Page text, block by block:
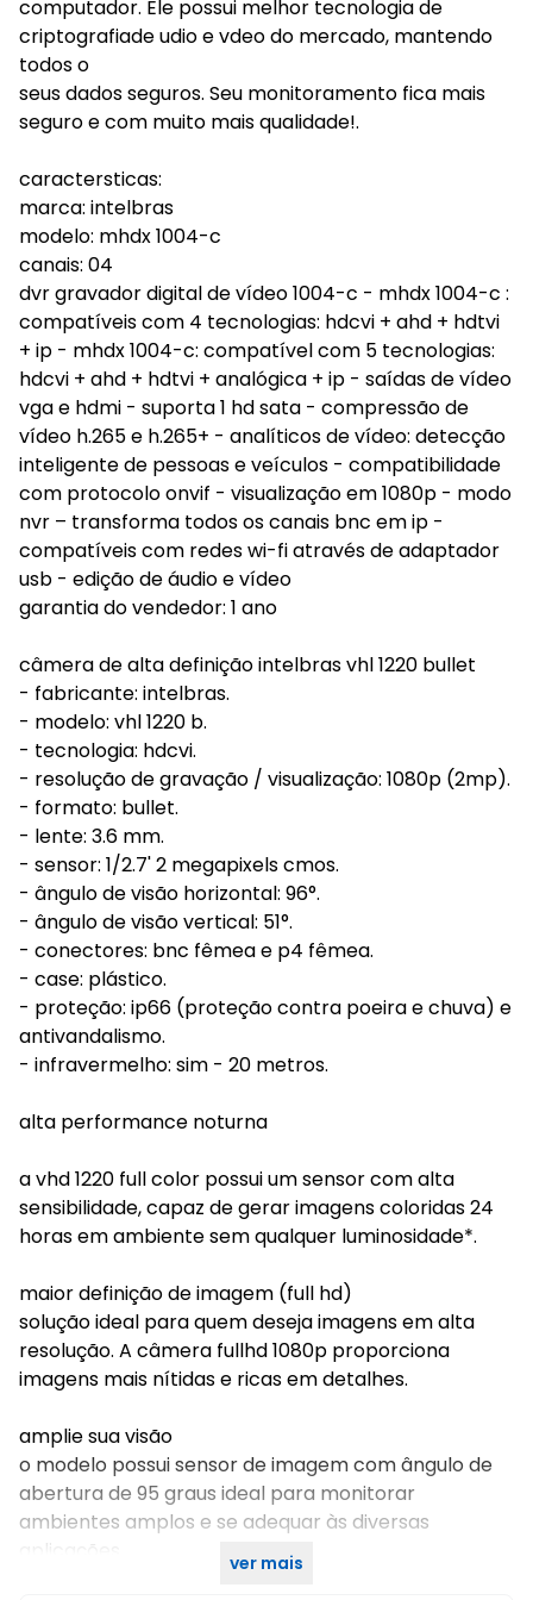
computador. Ele possui melhor tecnologia de
criptografiade udio e vdeo do mercado, mantendo
todos o
seus dados seguros. Seu monitoramento fica mais
seguro e com muito mais qualidade!.
caractersticas:
marca: intelbras
modelo: mhdx 1004-c
canais: 04
dvr gravador digital de vídeo 1004-c - mhdx 1004-c :
compatíveis com 4 tecnologias: hdcvi + ahd + hdtvi
+ ip - mhdx 1004-c: compatível com 5 tecnologias:
hdcvi + ahd + hdtvi + analógica + ip - saídas de vídeo
vga e hdmi - suporta 1 hd sata - compressão de
vídeo h.265 e h.265+ - analíticos de vídeo: detecção
inteligente de pessoas e veículos - compatibilidade
com protocolo onvif - visualização em 1080p - modo
nvr – transforma todos os canais bnc em ip -
compatíveis com redes wi-fi através de adaptador
usb - edição de áudio e vídeo
garantia do vendedor: 1 ano
câmera de alta definição intelbras vhl 1220 bullet
- fabricante: intelbras.
- modelo: vhl 1220 b.
- tecnologia: hdcvi.
- resolução de gravação / visualização: 1080p (2mp).
- formato: bullet.
- lente: 3.6 mm.
- sensor: 1/2.7' 2 megapixels cmos.
- ângulo de visão horizontal: 96°.
- ângulo de visão vertical: 51°.
- conectores: bnc fêmea e p4 fêmea.
- case: plástico.
- proteção: ip66 (proteção contra poeira e chuva) e
antivandalismo.
- infravermelho: sim - 20 metros.
alta performance noturna
a vhd 1220 full color possui um sensor com alta
sensibilidade, capaz de gerar imagens coloridas 24
horas em ambiente sem qualquer luminosidade*.
maior definição de imagem (full hd)
solução ideal para quem deseja imagens em alta
resolução. A câmera fullhd 1080p proporciona
imagens mais nítidas e ricas em detalhes.
amplie sua visão
o modelo possui sensor de imagem com ângulo de
abertura de 95 graus ideal para monitorar
ambientes amplos e se adequar às diversas
aplicações.
ver mais